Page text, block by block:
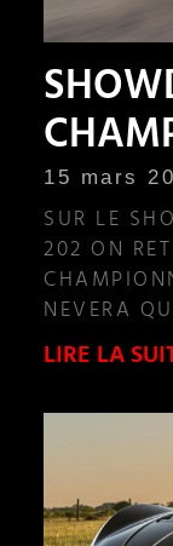
15 mars
SUR LE
202 ON
NEVERA
LIRE LA